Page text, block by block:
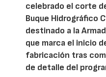
celebrado el corte
Buque Hidrográfico
destinado a la
que marca el inicio
fabricación tras
de detalle del